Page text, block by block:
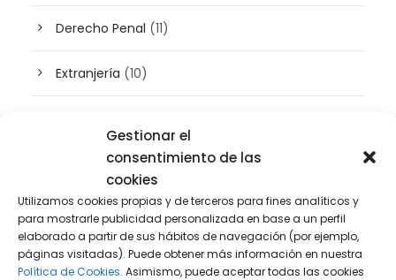
Gestionar el
consentimiento de las
cookies
Utilizamos cookies propias y de terceros para fines analíticos y
para mostrarle publicidad personalizada en base a un perfil
elaborado a partir de sus hábitos de navegación (por ejemplo,
páginas visitadas). Puede obtener más información en nuestra
Política de Cookies. Asimismo, puede aceptar todas las cookies
Derecho Penal (11)
Extranjería (10)
Patrimonio(5)
Plusvalía(2)
Prensa(2)